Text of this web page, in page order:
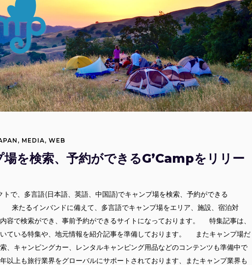
, MEDIA, WEB
を検索、予約ができるG’Campをリリー
で、多言語(日本語、英語、中国語)でキャンプ場を検索、予約ができる
来たるインバンドに備えて、多言語でキャンプ場をエリア、施設、宿泊対
容で検索ができ、事前予約ができるサイトになっております。 特集記事は、
ている特集や、地元情報を紹介記事を準備しております。 またキャンプ場だ
、キャンピングカー、レンタルキャンピング用品などのコンテンツも準備中で
上も旅行業界をグローバルにサポートされております、またキャンプ業界も